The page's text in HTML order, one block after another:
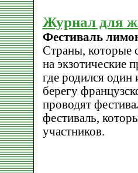
Журнал для
Фестиваль
Страны, которые
на экзотические
где родился
берегу
проводят
фестиваль,
участников.